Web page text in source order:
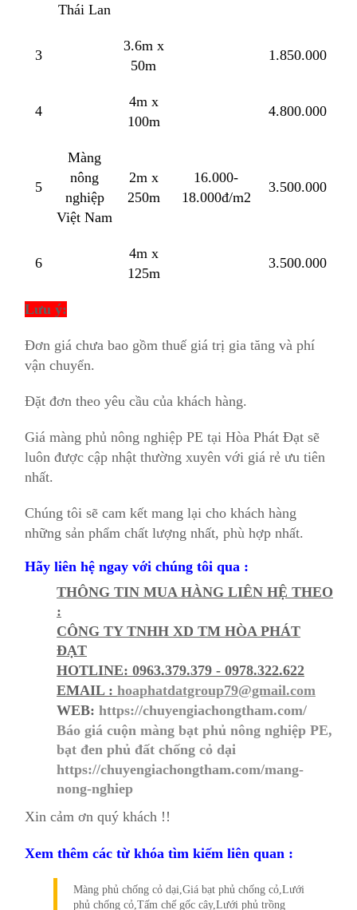
Thái Lan
3
3.6m x
50m
1.850.000
4
4m x
100m
4.800.000
5
Màng
nông
nghiệp
Việt Nam
2m x
250m
16.000-
18.000đ/m2
3.500.000
6
4m x
125m
3.500.000
Lưu ý:
Đơn giá chưa bao gồm thuế giá trị gia tăng và phí
vận chuyển.
Đặt đơn theo yêu cầu của khách hàng.
Giá màng phủ nông nghiệp PE tại Hòa Phát Đạt sẽ
luôn được cập nhật thường xuyên với giá rẻ ưu tiên
nhất.
Chúng tôi sẽ cam kết mang lại cho khách hàng
những sản phẩm chất lượng nhất, phù hợp nhất.
Hãy liên hệ ngay với chúng tôi qua :
THÔNG TIN MUA HÀNG LIÊN HỆ THEO
:
CÔNG TY TNHH XD TM HÒA PHÁT
ĐẠT
HOTLINE: 0963.379.379 - 0978.322.622
EMAIL : hoaphatdatgroup79@gmail.com
WEB: https://chuyengiachongtham.com/
Báo giá cuộn màng bạt phủ nông nghiệp PE,
bạt đen phủ đất chống cỏ dại
https://chuyengiachongtham.com/mang-
nong-nghiep
Xin cảm ơn quý khách !!
Xem thêm các từ khóa tìm kiếm liên quan :
Màng phủ chống cỏ dại,Giá bạt phủ chống cỏ,Lưới
phủ chống cỏ,Tấm chế gốc cây,Lưới phủ trồng